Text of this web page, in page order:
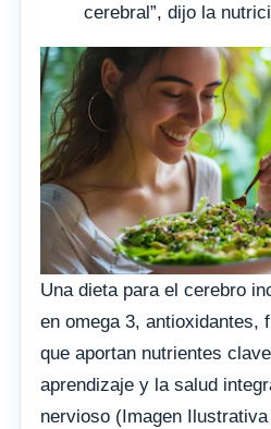
cerebral”, dijo la
Una dieta para el cerebro
en omega 3, antioxidantes,
que aportan nutrientes
aprendizaje y la salud
nervioso (Imagen